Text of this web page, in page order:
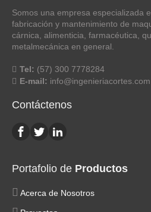
Somos una empresa especializada
fabricación y mantenimiento de
cárnica, alimenticia, farmacéutica,
metalmecánica en general.
Tel: (57) 300 7778284
E-mail: info@ingenieriacortes.com
Contáctenos
Portafolio de Productos
Acerca de Nosotros